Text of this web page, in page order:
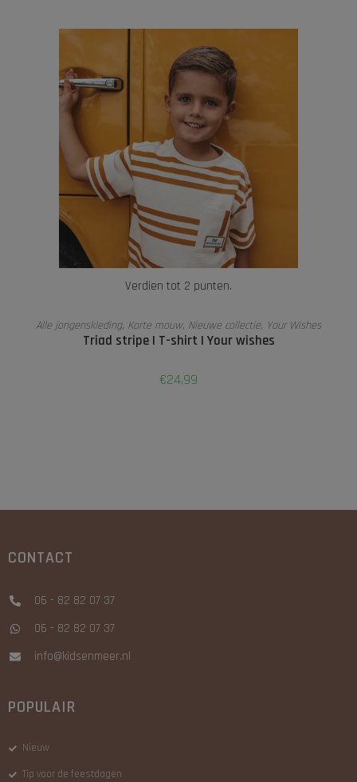
Verdien tot 2 punten.
OPTIES SELECTEREN
Alle jongenskleding, Korte mouw, Nieuwe collectie, Your Wishes
Triad stripe | T-shirt | Your wishes
€24,99
CONTACT
06 - 82 82 07 37
06 - 82 82 07 37
info@kidsenmeer.nl
POPULAIR
Nieuw
Tip voor de feestdagen